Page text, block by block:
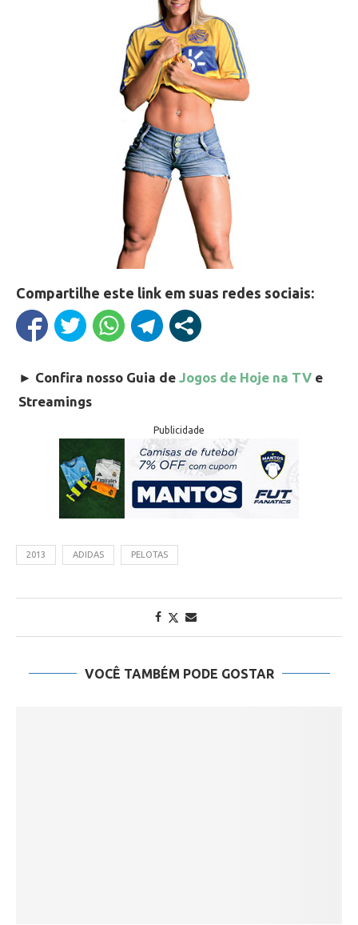
Compartilhe este link em suas redes sociais:
► Confira nosso Guia de Jogos de Hoje na TV e
Streamings
Publicidade
2013 ADIDAS PELOTAS
VOCÊ TAMBÉM PODE GOSTAR